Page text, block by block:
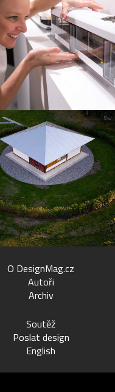
O DesignMag.cz
Autoři
Archiv
Soutěž
Poslat design
English